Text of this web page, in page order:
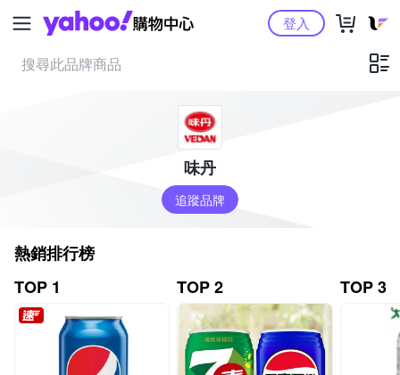
Yahoo購物中心登入
味丹
追蹤品牌
熱銷排行榜
TOP 1
TOP 2 TOP 3